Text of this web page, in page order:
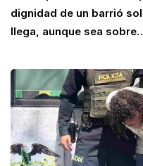
dignidad de un barrió
llega, aunque sea